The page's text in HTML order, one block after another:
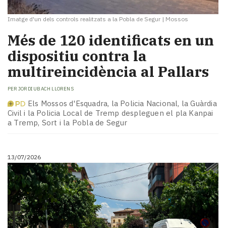
Imatge d'un dels controls realitzats a la Pobla de Segur | Mossos
​Més de 120 identificats en un
dispositiu contra la
multireincidència al Pallars
PER JORDI UBACH LLORENS
Els Mossos d'Esquadra, la Policia Nacional, la Guàrdia
Civil i la Policia Local de Tremp despleguen el pla Kanpai
a Tremp, Sort i la Pobla de Segur
13/07/2026